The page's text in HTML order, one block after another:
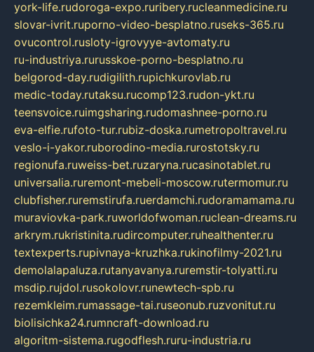
york-life.rudoroga-expo.ruribery.rucleanmedicine.ru
slovar-ivrit.ruporno-video-besplatno.ruseks-365.ru
ovucontrol.rusloty-igrovyye-avtomaty.ru
ru-industriya.rurusskoe-porno-besplatno.ru
belgorod-day.rudigilith.rupichkurovlab.ru
medic-today.rutaksu.rucomp123.rudon-ykt.ru
teensvoice.ruimgsharing.rudomashnee-porno.ru
eva-elfie.rufoto-tur.rubiz-doska.rumetropoltravel.ru
veslo-i-yakor.ruborodino-media.rurostotsky.ru
regionufa.ruweiss-bet.ruzaryna.rucasinotablet.ru
universalia.ruremont-mebeli-moscow.rutermomur.ru
clubfisher.ruremstirufa.ruerdamchi.rudoramamama.ru
muraviovka-park.ruworldofwoman.ruclean-dreams.ru
arkrym.rukristinita.rudircomputer.ruhealthenter.ru
textexperts.rupivnaya-kruzhka.rukinofilmy-2021.ru
demolalapaluza.rutanyavanya.ruremstir-tolyatti.ru
msdip.rujdol.rusokolovr.runewtech-spb.ru
rezemkleim.rumassage-tai.ruseonub.ruzvonitut.ru
biolisichka24.rumncraft-download.ru
algoritm-sistema.rugodflesh.ruru-industria.ru